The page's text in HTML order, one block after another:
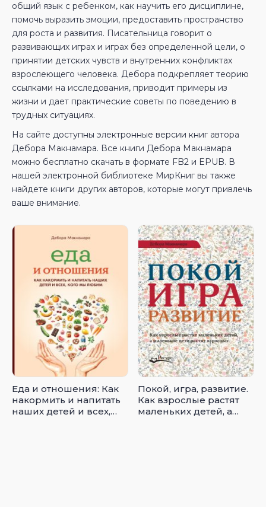
общий язык с ребенком, как научить его дисциплине,
помочь выразить эмоции, предоставить пространство
для роста и развития. Писательница говорит о
развивающих играх и играх без определенной цели, о
принятии детских чувств и внутренних конфликтах
взрослеющего человека. Дебора подкрепляет теорию
ссылками на исследования, приводит примеры из
жизни и дает практические советы по поведению в
трудных ситуациях.
На сайте доступны электронные версии книг автора
Дебора Макнамара. Все книги Дебора Макнамара
можно бесплатно скачать в формате FB2 и EPUB. В
нашей электронной библиотеке МирКниг вы также
найдете книги других авторов, которые могут привлечь
ваше внимание.
Еда и отношения: Как
накормить и напитать
наших детей и всех,
Покой, игра, развитие.
Как взрослые растят
маленьких детей, а